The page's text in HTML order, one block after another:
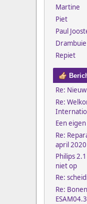
Martine
Piet
Paul
Drambuie
Repiet
Re:
Re:
Een
Re:
april 2020
Philips
niet op
Re:
Re: